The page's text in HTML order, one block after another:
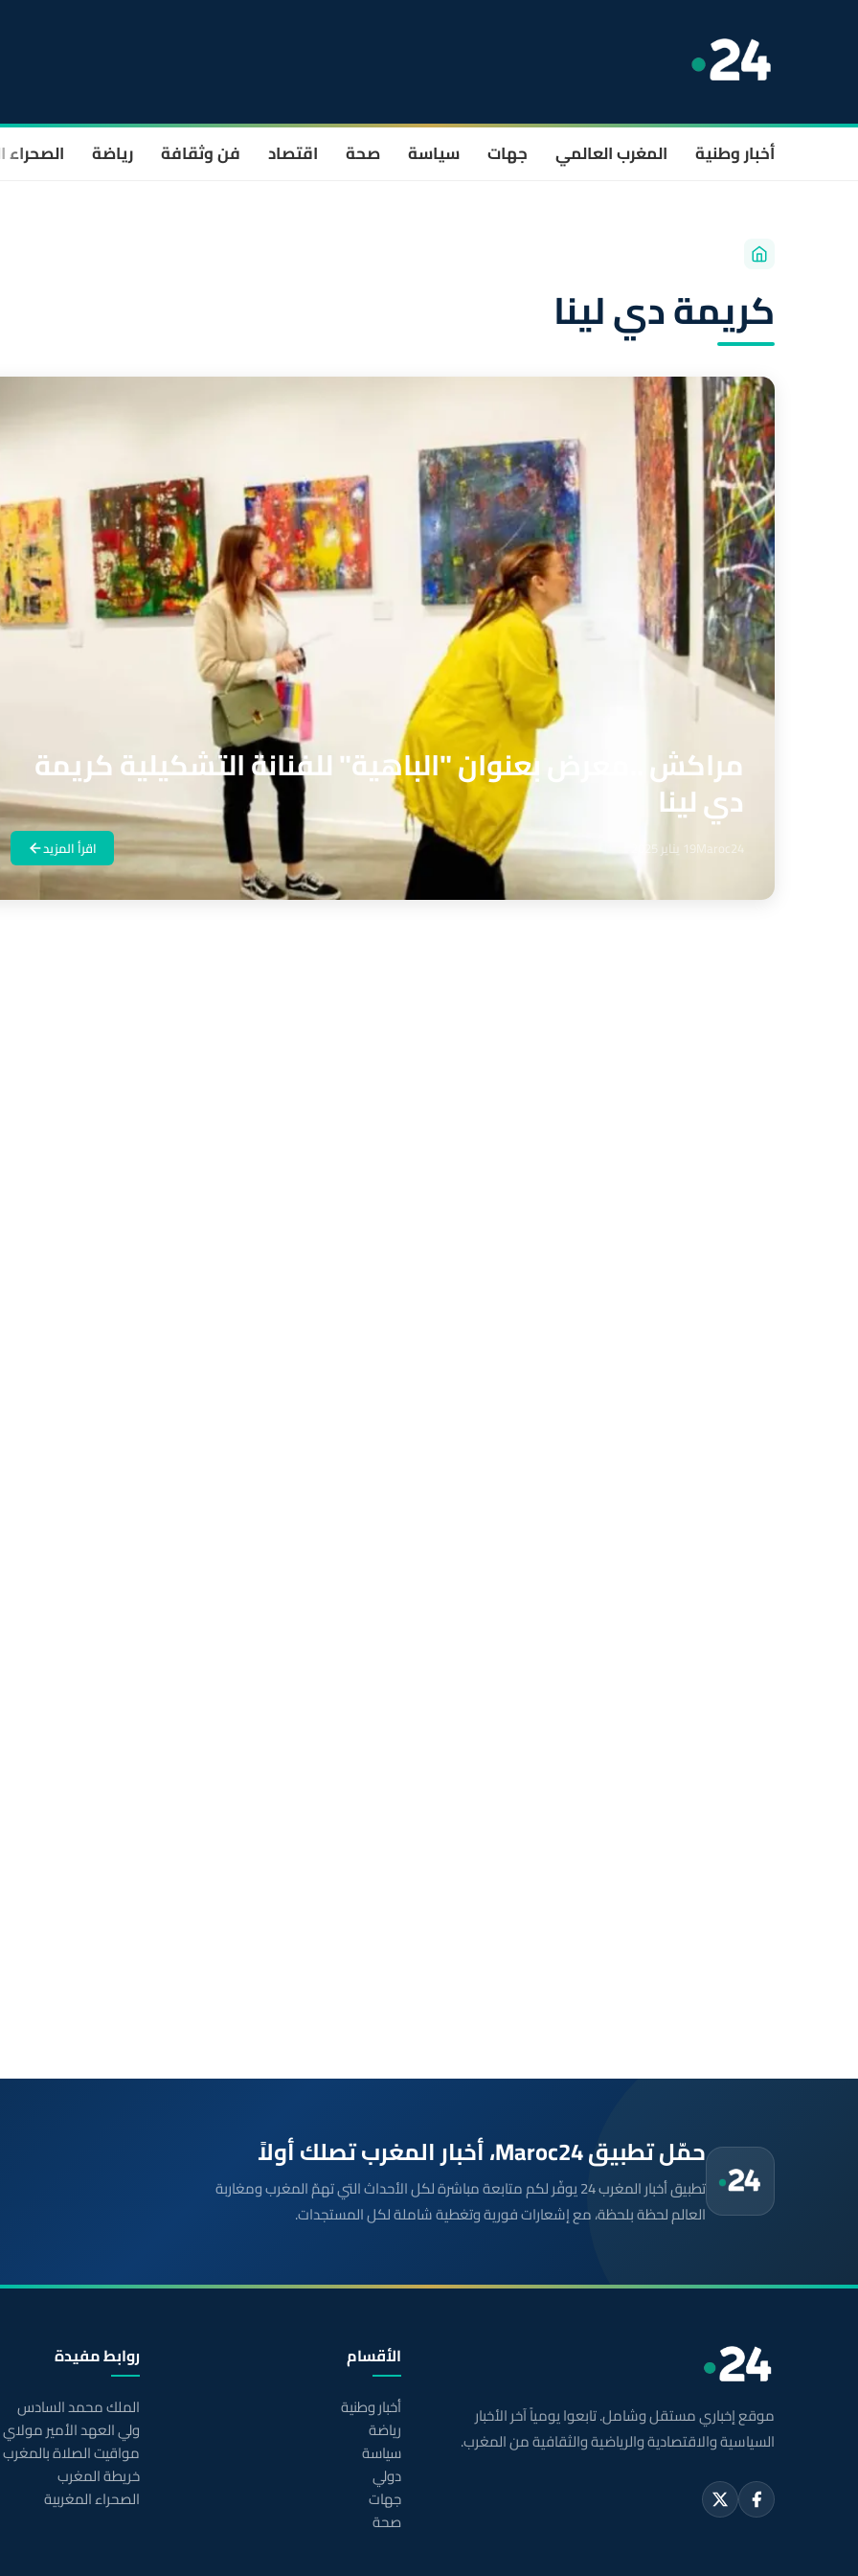
أخبار وطنية المغرب العالمي جهات سياسة صحة اقتصاد فن وثقافة رياضة الصحراء
كريمة دي لينا
مراكش ..معرض بعنوان "الباهية" للفنانة التشكيلية كريمة
دي لينا
Maroc2419 يناير 2025 اقرأ المزيد
حمّل تطبيق Maroc24، أخبار المغرب تصلك أولاً
تطبيق أخبار المغرب 24 يوفّر لكم متابعة مباشرة لكل الأحداث التي تهمّ المغرب ومغاربة
العالم لحظة بلحظة، مع إشعارات فورية وتغطية شاملة لكل المستجدات.
موقع إخباري مستقل وشامل. تابعوا يومياً آخر الأخبار
السياسية والاقتصادية والرياضية والثقافية من المغرب.
الأقسام
أخبار وطنية
رياضة
سياسة
دولي
جهات
صحة
روابط مفيدة
الملك محمد السادس
ولي العهد الأمير
مواقيت الصلاة بالمغرب
خريطة المغرب
الصحراء المغربية